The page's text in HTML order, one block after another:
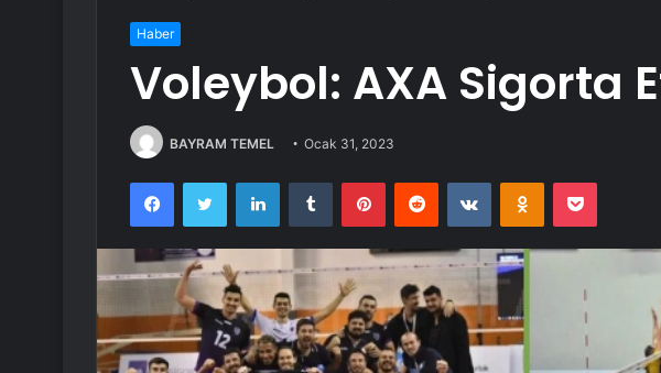
Haber
Voleybol: AXA Sigorta
BAYRAM TEMEL Ocak 31, 2023
FacebookTwitter LinkedInTumblr PinterestReddit VKontakteOdnoklassniki
Pocket